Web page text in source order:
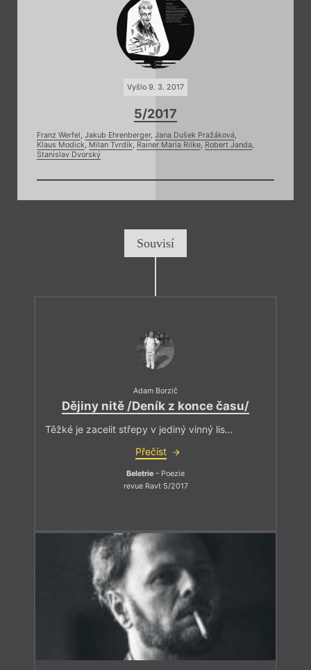
Vyšlo 9. 3. 2017
5/2017
Franz Werfel , Jakub Ehrenberger, Jana Dušek Pražáková,
Klaus Modick, Milan Tvrdík, Rainer Maria Rilke, Robert Janda,
Stanislav Dvorský
Souvisí
Adam Borzič
Dějiny nitě /Deník z konce času/
Těžké je zacelit střepy v jediný vinný lis…
Přečíst
Beletrie – Poezie
revue Ravt 5/2017